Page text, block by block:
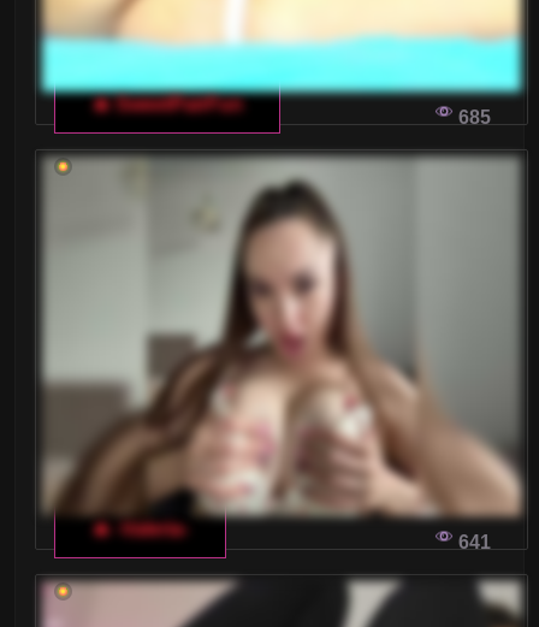
🔥 SweetPairFun
685
🔥 -Valeria-
641